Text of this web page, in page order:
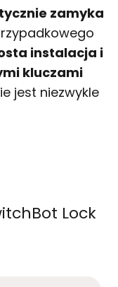
zamyka
instalacja i
kluczami
jest niezwykle
Lock